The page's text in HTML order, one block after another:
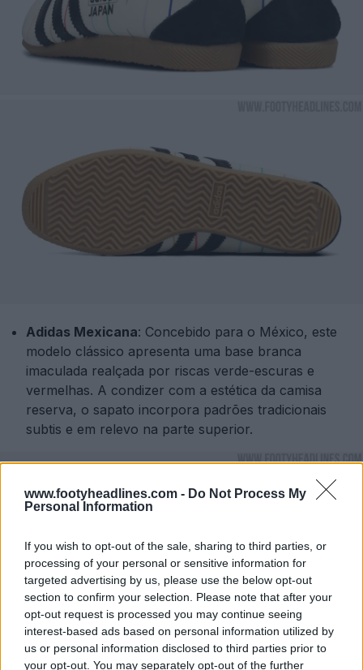
www.footyheadlines.com - Do Not Process My
Personal Information
If you wish to opt-out of the sale, sharing to third parties, or
processing of your personal or sensitive information for
targeted advertising by us, please use the below opt-out
section to confirm your selection. Please note that after your
opt-out request is processed you may continue seeing
interest-based ads based on personal information utilized by
us or personal information disclosed to third parties prior to
your opt-out. You may separately opt-out of the further
Adidas Mexicana: Concebido para o México, este
modelo clássico apresenta uma base branca
imaculada realçada por riscas verde-escuras e
vermelhas. A condizer com a estética da camisa
reserva, o sapato incorpora padrões tradicionais
subtis e em relevo na parte superior.